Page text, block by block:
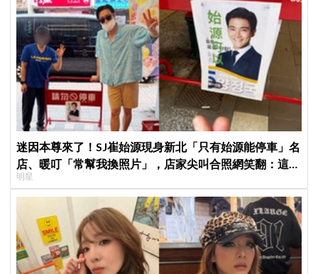
迷因本尊來了！SJ崔始源現身新北「只有始源能停車」名
店、暖叮「常幫我換照片」，店家尖叫合照網笑翻：這輩
子不能脫粉了
明星